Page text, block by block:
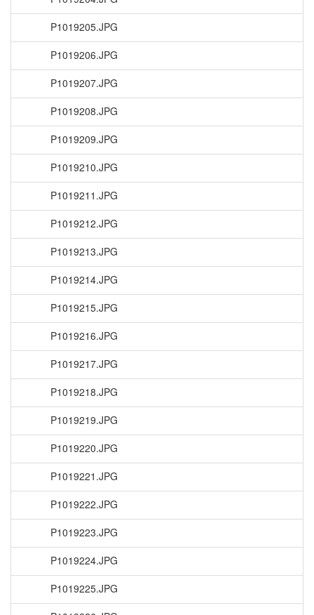
P1019205.JPG
P1019206.JPG
P1019207.JPG
P1019208.JPG
P1019209.JPG
P1019210.JPG
P1019211.JPG
P1019212.JPG
P1019213.JPG
P1019214.JPG
P1019215.JPG
P1019216.JPG
P1019217.JPG
P1019218.JPG
P1019219.JPG
P1019220.JPG
P1019221.JPG
P1019222.JPG
P1019223.JPG
P1019224.JPG
P1019225.JPG